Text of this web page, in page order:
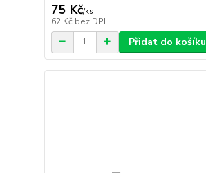
75 Kč/ks
62 Kč bez DPH
Přidat do košíku